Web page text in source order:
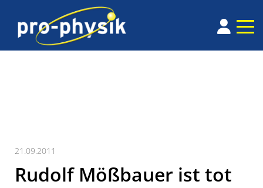
21.09.2011
Rudolf Mößbauer ist tot